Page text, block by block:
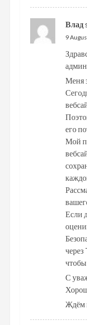
Влад
9
Меня
его
Мой
Если
чтобы
С
Ждём